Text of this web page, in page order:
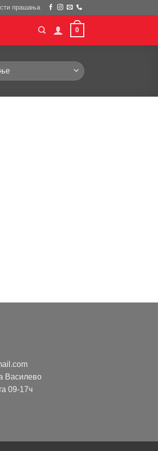
прашања
0
Василево
09-17ч